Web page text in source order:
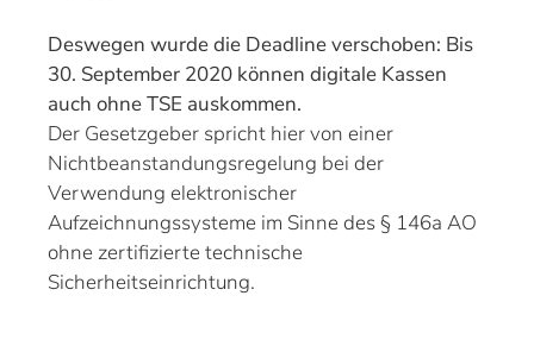
Deswegen wurde die Deadline verschoben: Bis
30. September 2020 können digitale Kassen
auch ohne TSE auskommen.
Der Gesetzgeber spricht hier von einer
Nichtbeanstandungsregelung bei der
Verwendung elektronischer
Aufzeichnungssysteme im Sinne des § 146a AO
ohne zertifizierte technische
Sicherheitseinrichtung.